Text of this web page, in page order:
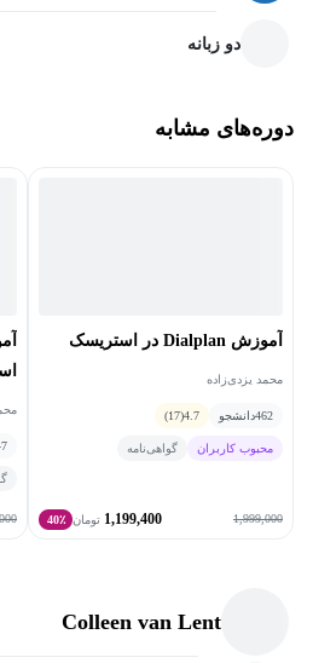
دو زبانه
دوره‌های مشابه
آموزش Dialplan در استریسک
محمد یزدی‌زاده
462دانشجو 4.7
(17)
محبوب کاربران گواهی‌نامه
1,999,000
1,199,400 تومان 40٪
Colleen van Lent